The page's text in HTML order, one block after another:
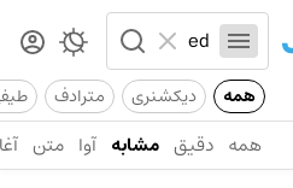
همه دیکشنری مترادف
همه دقیق مشابه آوا متن